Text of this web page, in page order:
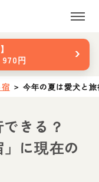
円
›
＞ 今年の夏は愛犬と
できる？
」に現在の